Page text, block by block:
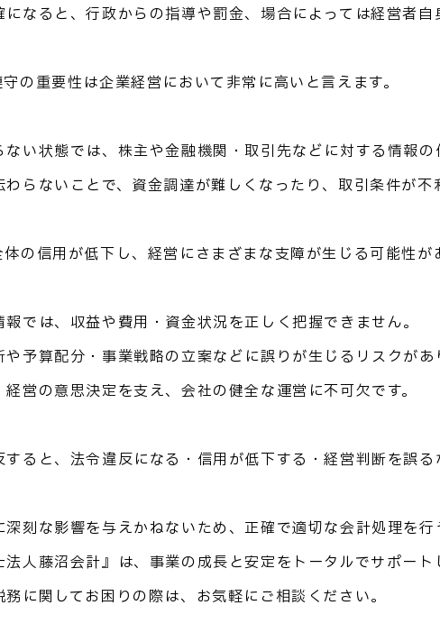
になると、行政からの指導や罰金、場合によっては経営者
の重要性は企業経営において非常に高いと言えます。
い状態では、株主や金融機関・取引先などに対する情報
らないことで、資金調達が難しくなったり、取引条件が
の信用が低下し、経営にさまざまな支障が生じる可能性が
では、収益や費用・資金状況を正しく把握できません。
予算配分・事業戦略の立案などに誤りが生じるリスクがあ
営の意思決定を支え、会社の健全な運営に不可欠です。
ると、法令違反になる・信用が低下する・経営判断を誤
深刻な影響を与えかねないため、正確で適切な会計処理を
人藤沼会計』は、事業の成長と安定をトータルでサポート
に関してお困りの際は、お気軽にご相談ください。